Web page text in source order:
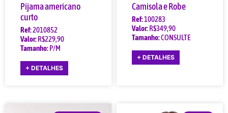
Pijama americano
curto
Ref:2010852
Valor:R$229,90
Tamanho:P/M
+ DETALHES
Camisola e Robe
Ref:100283
Valor:R$349,90
Tamanho:CONSULTE
+ DETALHES